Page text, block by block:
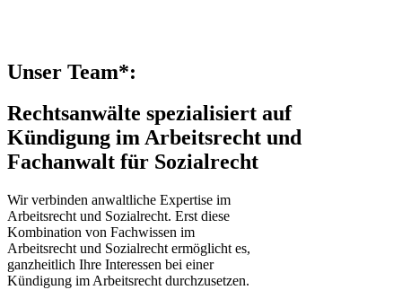
Unser Team*:
Rechtsanwälte spezialisiert auf
Kündigung im Arbeitsrecht und
Fachanwalt für Sozialrecht
Wir verbinden anwaltliche Expertise im
Arbeitsrecht und Sozialrecht. Erst diese
Kombination von Fachwissen im
Arbeitsrecht und Sozialrecht ermöglicht es,
ganzheitlich Ihre Interessen bei einer
Kündigung im Arbeitsrecht durchzusetzen.